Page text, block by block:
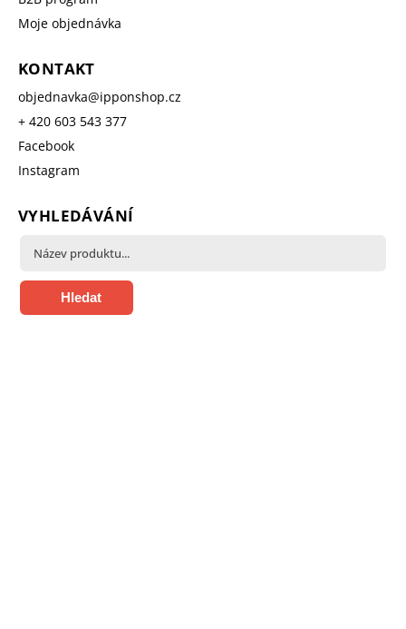
Moje objednávka
KONTAKT
objednavka@ipponshop.cz
+ 420 603 543 377
Facebook
Instagram
VYHLEDÁVÁNÍ
Hledat